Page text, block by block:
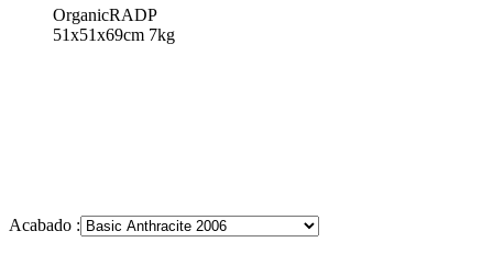
OrganicRADP
51x51x69cm 7kg
Acabado :